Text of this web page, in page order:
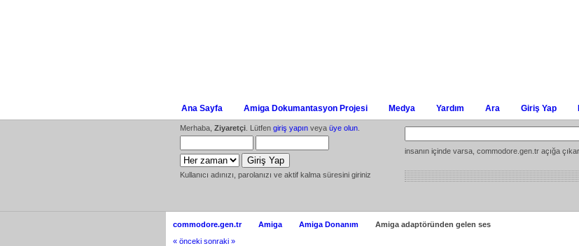
Ana Sayfa Amiga Dokumantasyon Projesi Medya Yardım Ara Giriş Yap
Merhaba, Ziyaretçi . Lütfen giriş yapın veya üye olun
Kullanıcı adınızı, parolanızı ve aktif kalma süresini giriniz
insanın içinde varsa, commodore.gen.tr açığa
commodore.gen.tr Amiga Amiga Donanım
Amiga adaptöründen gelen ses
« önceki sonraki »